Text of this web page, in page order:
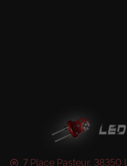
7 Place Pasteur, 38350